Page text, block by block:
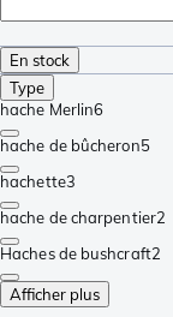
En stock
Type
hache Merlin6
hache de bûcheron5
hachette3
hache de charpentier2
Haches de bushcraft2
Afficher plus